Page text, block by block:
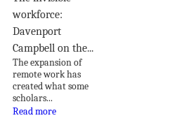
workforce:
Davenport
Campbell on the...
The expansion of
remote work has
created what some
scholars...
Read more